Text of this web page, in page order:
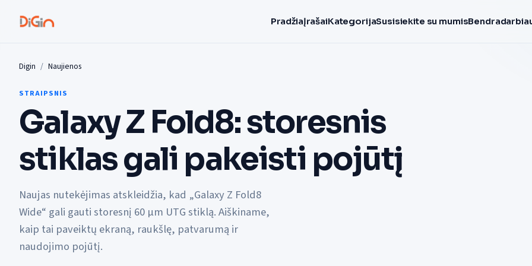
PradžiaĮrašaiKategorijaSusisiekite su mumis
Digin Naujienos
STRAIPSNIS
Galaxy Z Fold8: storesnis
stiklas gali pakeisti pojūtį
Naujas nutekėjimas atskleidžia, kad „Galaxy Z Fold8
Wide“ gali gauti storesnį 60 µm UTG stiklą. Aiškiname,
kaip tai paveiktų ekraną, raukšlę, patvarumą ir
naudojimo pojūtį.